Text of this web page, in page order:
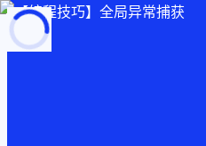
页面加载中